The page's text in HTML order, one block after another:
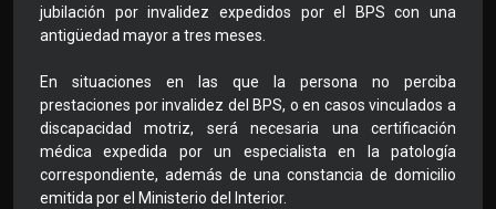
jubilación por invalidez expedidos por el BPS con una
antigüedad mayor a tres meses.
En situaciones en las que la persona no perciba
prestaciones por invalidez del BPS, o en casos vinculados a
discapacidad motriz, será necesaria una certificación
médica expedida por un especialista en la patología
correspondiente, además de una constancia de domicilio
emitida por el Ministerio del Interior.